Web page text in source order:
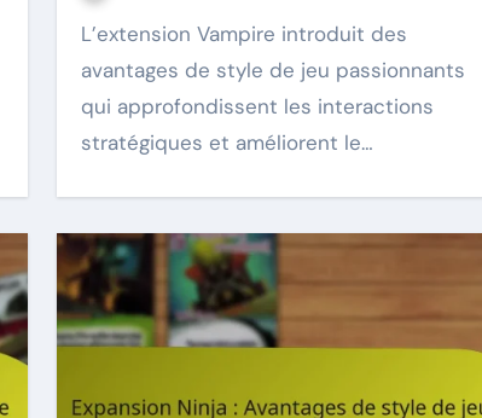
L’extension Vampire introduit des
avantages de style de jeu passionnants
qui approfondissent les interactions
stratégiques et améliorent le…